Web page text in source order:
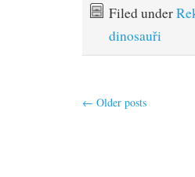
Filed under
dinosauři
← Older posts